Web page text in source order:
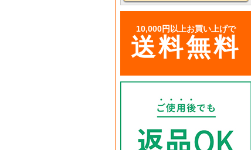
10,000円以上お買い上げで
送料無料